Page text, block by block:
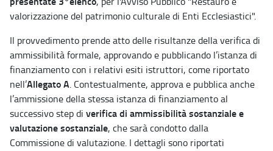
valorizzazione del patrimonio culturale di Enti Ecclesiastici".
Il provvedimento prende atto delle risultanze della verifica di
ammissibilità formale, approvando e pubblicando l’istanza di
finanziamento con i relativi esiti istruttori, come riportato
nell’Allegato A. Contestualmente, approva e pubblica anche
l’ammissione della stessa istanza di finanziamento al
successivo step di verifica di ammissibilità sostanziale e
valutazione sostanziale, che sarà condotto dalla
Commissione di valutazione. I dettagli sono riportati